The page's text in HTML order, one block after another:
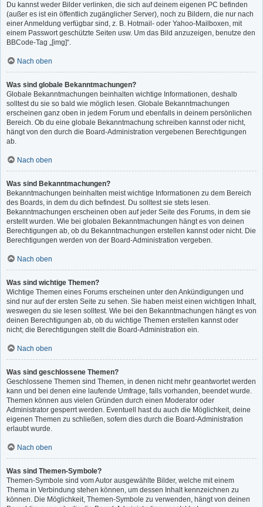
Du kannst weder Bilder verlinken, die sich auf deinem eigenen PC befinden
(außer es ist ein öffentlich zugänglicher Server), noch zu Bildern, die nur nach
einer Anmeldung verfügbar sind, z. B. Hotmail- oder Yahoo-Mailboxen, mit
einem Passwort geschützte Seiten usw. Um das Bild anzuzeigen, benutze den
BBCode-Tag „[img]“.
Nach oben
Was sind globale Bekanntmachungen?
Globale Bekanntmachungen beinhalten wichtige Informationen, deshalb
solltest du sie so bald wie möglich lesen. Globale Bekanntmachungen
erscheinen ganz oben in jedem Forum und ebenfalls in deinem persönlichen
Bereich. Ob du eine globale Bekanntmachung schreiben kannst oder nicht,
hängt von den durch die Board-Administration vergebenen Berechtigungen
ab.
Nach oben
Was sind Bekanntmachungen?
Bekanntmachungen beinhalten meist wichtige Informationen zu dem Bereich
des Boards, in dem du dich befindest. Du solltest sie stets lesen.
Bekanntmachungen erscheinen oben auf jeder Seite des Forums, in dem sie
erstellt wurden. Wie bei globalen Bekanntmachungen hängt es von deinen
Berechtigungen ab, ob du Bekanntmachungen erstellen kannst oder nicht. Die
Berechtigungen werden von der Board-Administration vergeben.
Nach oben
Was sind wichtige Themen?
Wichtige Themen eines Forums erscheinen unter den Ankündigungen und
sind nur auf der ersten Seite zu sehen. Sie haben meist einen wichtigen Inhalt,
weswegen du sie lesen solltest. Wie bei den Bekanntmachungen hängt es von
deinen Berechtigungen ab, ob du wichtige Themen erstellen kannst oder
nicht; die Berechtigungen stellt die Board-Administration ein.
Nach oben
Was sind geschlossene Themen?
Geschlossene Themen sind Themen, in denen nicht mehr geantwortet werden
kann und bei denen eine laufende Umfrage, falls vorhanden, beendet wurde.
Themen können aus vielen Gründen durch einen Moderator oder
Administrator gesperrt werden. Eventuell hast du auch die Möglichkeit, deine
eigenen Themen zu schließen, sofern dies durch die Board-Administration
erlaubt wurde.
Nach oben
Was sind Themen-Symbole?
Themen-Symbole sind vom Autor ausgewählte Bilder, welche mit einem
Thema in Verbindung stehen können, um dessen Inhalt kennzeichnen zu
können. Die Möglichkeit, Themen-Symbole zu verwenden, hängt von deinen